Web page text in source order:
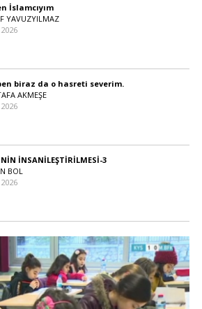
İslamcıyım
YAVUZYILMAZ
biraz da o hasreti severim.
AKMEŞE
İNSANİLEŞTİRİLMESİ-3
BOL